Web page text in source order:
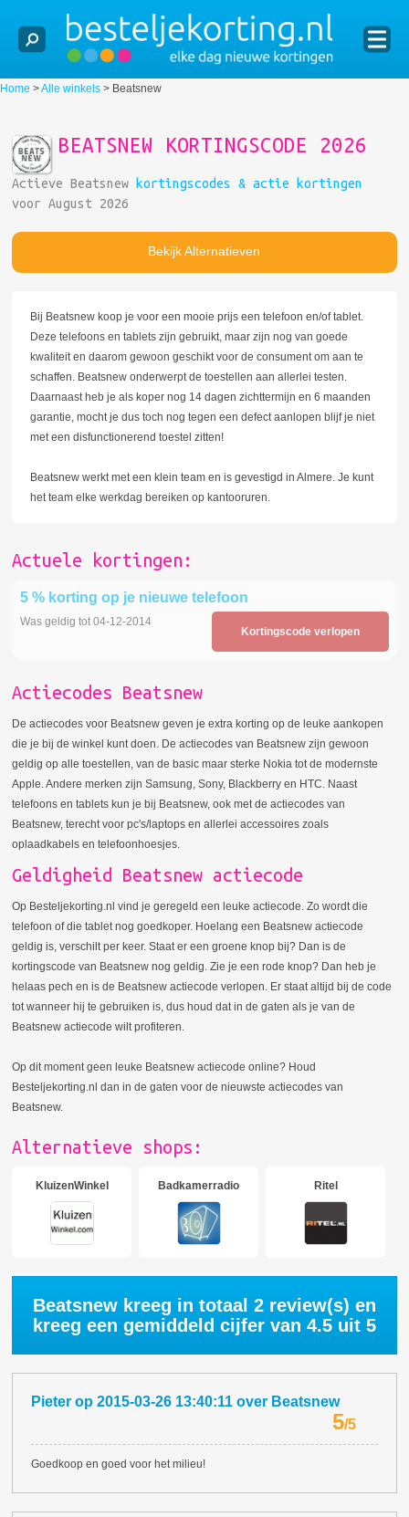
Home >Alle winkels > Beatsnew
BEATSNEW KORTINGSCODE 2026
Actieve Beatsnew kortingscodes & actie kortingen
voor August 2026
Bekijk Alternatieven
Bij Beatsnew koop je voor een mooie prijs een telefoon en/of tablet.
Deze telefoons en tablets zijn gebruikt, maar zijn nog van goede
kwaliteit en daarom gewoon geschikt voor de consument om aan te
schaffen. Beatsnew onderwerpt de toestellen aan allerlei testen.
Daarnaast heb je als koper nog 14 dagen zichttermijn en 6 maanden
garantie, mocht je dus toch nog tegen een defect aanlopen blijf je niet
met een disfunctionerend toestel zitten!
Beatsnew werkt met een klein team en is gevestigd in Almere. Je kunt
het team elke werkdag bereiken op kantooruren.
Actuele kortingen:
5 % korting op je nieuwe telefoon
Kortingscode verlopen
Was geldig tot 04-12-2014
Actiecodes Beatsnew
De actiecodes voor Beatsnew geven je extra korting op de leuke aankopen
die je bij de winkel kunt doen. De actiecodes van Beatsnew zijn gewoon
geldig op alle toestellen, van de basic maar sterke Nokia tot de modernste
Apple. Andere merken zijn Samsung, Sony, Blackberry en HTC. Naast
telefoons en tablets kun je bij Beatsnew, ook met de actiecodes van
Beatsnew, terecht voor pc's/laptops en allerlei accessoires zoals
oplaadkabels en telefoonhoesjes.
Geldigheid Beatsnew actiecode
Op Besteljekorting.nl vind je geregeld een leuke actiecode. Zo wordt die
telefoon of die tablet nog goedkoper. Hoelang een Beatsnew actiecode
geldig is, verschilt per keer. Staat er een groene knop bij? Dan is de
kortingscode van Beatsnew nog geldig. Zie je een rode knop? Dan heb je
helaas pech en is de Beatsnew actiecode verlopen. Er staat altijd bij de code
tot wanneer hij te gebruiken is, dus houd dat in de gaten als je van de
Beatsnew actiecode wilt profiteren.
Op dit moment geen leuke Beatsnew actiecode online? Houd
Besteljekorting.nl dan in de gaten voor de nieuwste actiecodes van
Beatsnew.
Alternatieve shops:
KluizenWinkel Badkamerradio Ritel
Beatsnew kreeg in totaal 2review(s) en
kreeg een gemiddeld cijfer van 4.5 uit 5
Pieter op2015-03-26 13:40:11 over Beatsnew
5/5
Goedkoop en goed voor het milieu!